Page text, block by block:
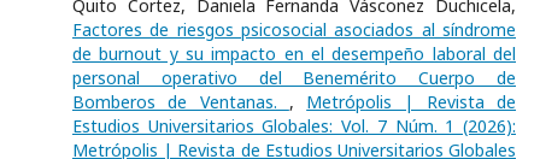
Quito Cortez, Daniela Fernanda Vásconez Duchicela,
Factores de riesgos psicosocial asociados al síndrome
de burnout y su impacto en el desempeño laboral del
personal operativo del Benemérito Cuerpo de
Bomberos de Ventanas. , Metrópolis | Revista de
Estudios Universitarios Globales: Vol. 7 Núm. 1 (2026):
Metrópolis | Revista de Estudios Universitarios Globales